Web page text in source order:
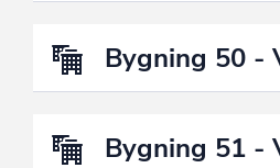
Bygning 50 -
Bygning 51 -